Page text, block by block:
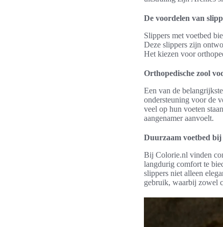
De voordelen van
Slippers met voetbed
Deze slippers zijn
Het kiezen voor
Orthopedische zool
Een van de
ondersteuning voor de
veel op hun voeten
aangenamer aanvoelt.
Duurzaam voetbed
Bij Colorie.nl vinden
langdurig comfort te
slippers niet alleen
gebruik, waarbij zowel